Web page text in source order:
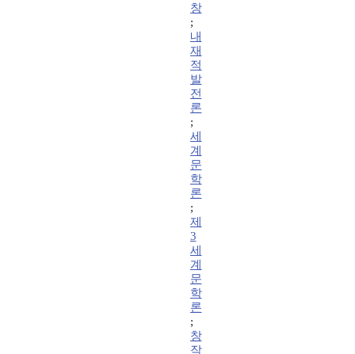
창
;
내
재
적
발
전
론
;
세
계
문
학
론
;
제
3
세
계
문
학
론
;
창
작